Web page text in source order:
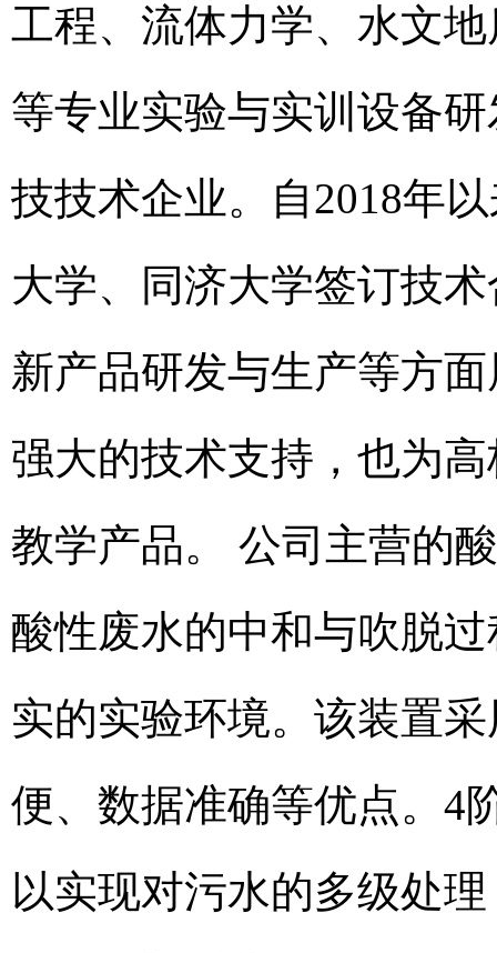
工程、流体力学、水文
等专业实验与实训设备
技技术企业。自2018年
大学、同济大学签订技
新产品研发与生产等方
强大的技术支持，也为
教学产品。 公司主营的
酸性废水的中和与吹脱
实的实验环境。该装置
便、数据准确等优点。4
以实现对污水的多级处